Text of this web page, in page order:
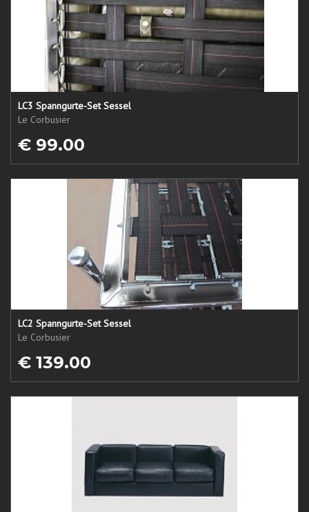
LC3 Spanngurte-Set Sessel
Le Corbusier
€ 99.00
LC2 Spanngurte-Set Sessel
Le Corbusier
€ 139.00